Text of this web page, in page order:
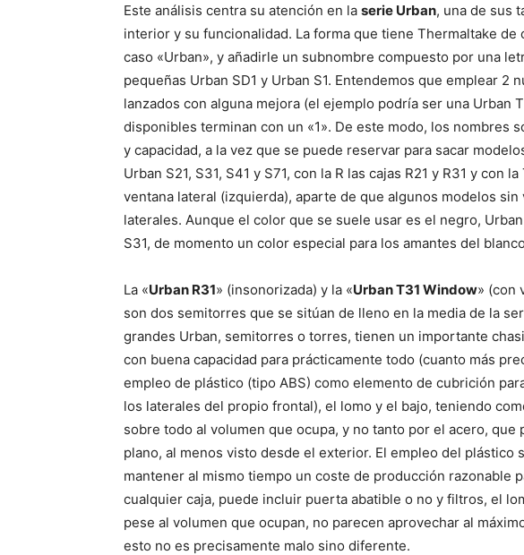
Este análisis centra su atención en la serie Urban, una de sus
interior y su funcionalidad. La forma que tiene Thermaltake
caso «Urban», y añadirle un subnombre compuesto por una
pequeñas Urban SD1 y Urban S1. Entendemos que emplear
lanzados con alguna mejora (el ejemplo podría ser una
disponibles terminan con un «1». De este modo, los nombres
y capacidad, a la vez que se puede reservar para sacar
Urban S21, S31, S41 y S71, con la R las cajas R21 y R31 y
ventana lateral (izquierda), aparte de que algunos modelos
laterales. Aunque el color que se suele usar es el negro,
S31, de momento un color especial para los amantes del
La «Urban R31» (insonorizada) y la «Urban T31 Window» (con
son dos semitorres que se sitúan de lleno en la media de la
grandes Urban, semitorres o torres, tienen un importante
con buena capacidad para prácticamente todo (cuanto más
empleo de plástico (tipo ABS) como elemento de cubrición
los laterales del propio frontal), el lomo y el bajo, teniendo
sobre todo al volumen que ocupa, y no tanto por el acero,
plano, al menos visto desde el exterior. El empleo del
mantener al mismo tiempo un coste de producción razonable
cualquier caja, puede incluir puerta abatible o no y filtros, el
pese al volumen que ocupan, no parecen aprovechar al
esto no es precisamente malo sino diferente.